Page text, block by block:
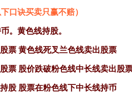
口诀买卖只赢不赔）
。黄色线持股。
票 黄色线死叉兰色线卖出股票
票 股价跌破粉色线中长线卖出股
股 股票在粉色线下中长线持币